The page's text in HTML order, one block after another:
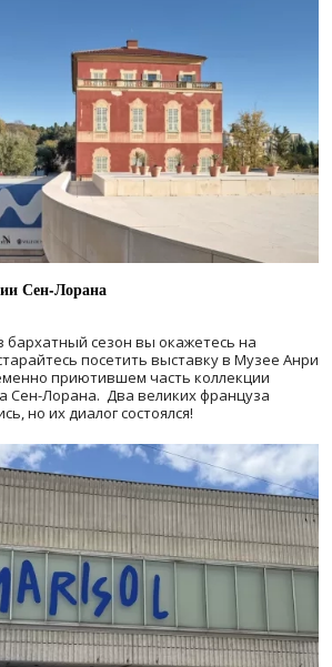
Сен-Лорана
бархатный сезон вы окажетесь на
посетить выставку в Музее Анри
приютившем часть коллекции
Сен-Лорана. Два великих француза
но их диалог состоялся!